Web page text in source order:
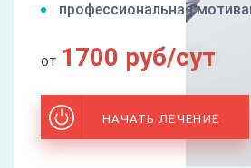
профессиональная
от 1700 руб/сут
НАЧАТЬ ЛЕЧЕНИЕ